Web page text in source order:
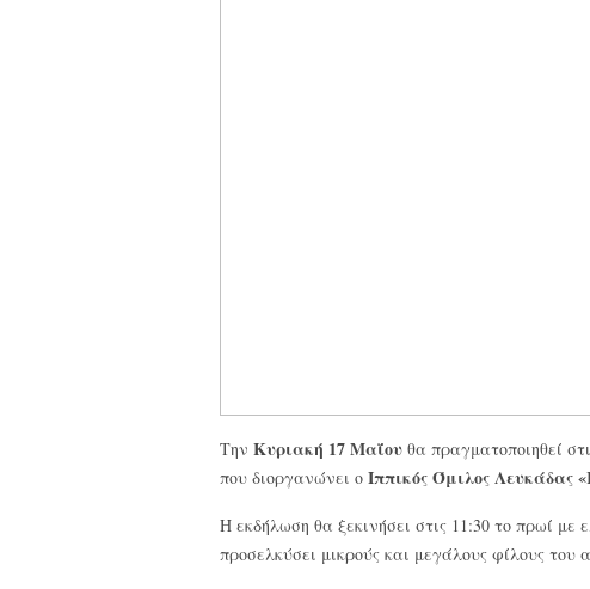
Την Κυριακή 17 Μαΐου θα πραγματοποιηθεί
που διοργανώνει ο Ιππικός Όμιλος Λευκάδας
Η εκδήλωση θα ξεκινήσει στις 11:30 το πρωί με
προσελκύσει μικρούς και μεγάλους φίλους του